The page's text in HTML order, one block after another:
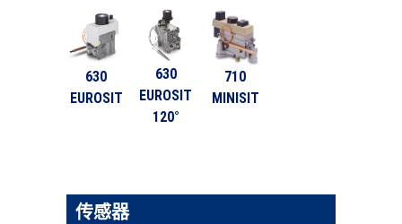
630
EUROSIT
630
EUROSIT
120°
710
MINISIT
传感器